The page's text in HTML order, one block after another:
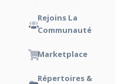
Rejoins La
Communauté
Marketplace
Répertoires &